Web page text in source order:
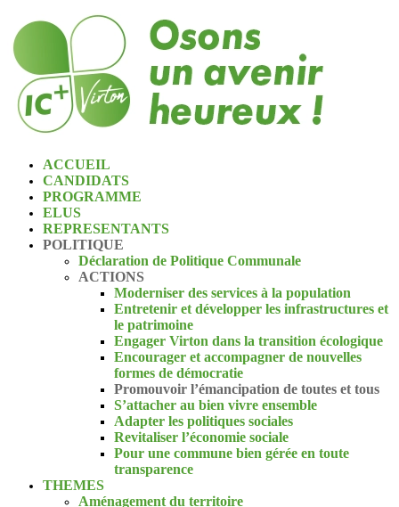
ACCUEIL
CANDIDATS
PROGRAMME
ELUS
REPRESENTANTS
POLITIQUE
Déclaration de Politique Communale
ACTIONS
Moderniser des services à la population
Entretenir et développer les infrastructures et
le patrimoine
Engager Virton dans la transition écologique
Encourager et accompagner de nouvelles
formes de démocratie
Promouvoir l’émancipation de toutes et tous
S’attacher au bien vivre ensemble
Adapter les politiques sociales
Revitaliser l’économie sociale
Pour une commune bien gérée en toute
transparence
THEMES
Aménagement du territoire